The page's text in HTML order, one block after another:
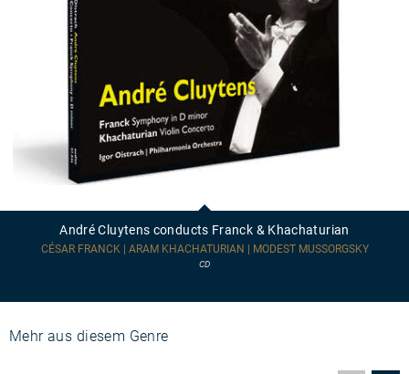
André Cluytens conducts Franck & Khachaturian
CÉSAR FRANCK | ARAM KHACHATURIAN | MODEST MUSSORGSKY
CD
Mehr aus diesem Genre